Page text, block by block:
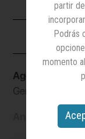
Agencia:
Gentleman
Anunciante:
partir
Podrás
momento